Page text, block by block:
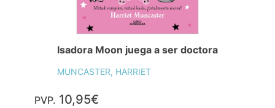
Isadora Moon juega a ser doctora
MUNCASTER, HARRIET
PVP. 10,95€